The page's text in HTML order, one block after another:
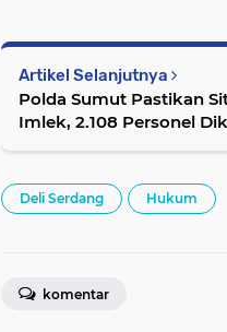
Artikel Selanjutnya
Polda Sumut Pastikan
Imlek, 2.108 Personel
Deli Serdang Hukum
komentar